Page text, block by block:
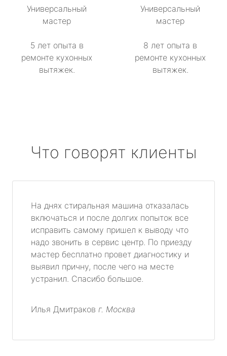
Универсальный
мастер
5 лет опыта в
ремонте кухонных
вытяжек.
Универсальный
мастер
8 лет опыта в
ремонте кухонных
вытяжек.
Что говорят клиенты
На днях стиральная машина отказалась
включаться и после долгих попыток все
исправить самому пришел к выводу что
надо звонить в сервис центр. По приезду
мастер бесплатно провет диагностику и
выявил причну, после чего на месте
устранил. Спасибо большое.
Илья Дмитраков г. Москва